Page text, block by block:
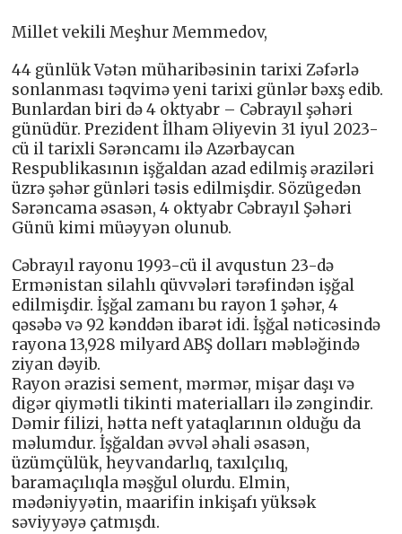
Millet vekili Meşhur Memmedov,
44 günlük Vətən müharibəsinin tarixi Zəfərlə
sonlanması təqvimə yeni tarixi günlər bəxş edib.
Bunlardan biri də 4 oktyabr – Cəbrayıl şəhəri
günüdür. Prezident İlham Əliyevin 31 iyul 2023-
cü il tarixli Sərəncamı ilə Azərbaycan
Respublikasının işğaldan azad edilmiş əraziləri
üzrə şəhər günləri təsis edilmişdir. Sözügedən
Sərəncama əsasən, 4 oktyabr Cəbrayıl Şəhəri
Günü kimi müəyyən olunub.
Cəbrayıl rayonu 1993-cü il avqustun 23-də
Ermənistan silahlı qüvvələri tərəfindən işğal
edilmişdir. İşğal zamanı bu rayon 1 şəhər, 4
qəsəbə və 92 kənddən ibarət idi. İşğal nəticəsində
rayona 13,928 milyard ABŞ dolları məbləğində
ziyan dəyib.
Rayon ərazisi sement, mərmər, mişar daşı və
digər qiymətli tikinti materialları ilə zəngindir.
Dəmir filizi, hətta neft yataqlarının olduğu da
məlumdur. İşğaldan əvvəl əhali əsasən,
üzümçülük, heyvandarlıq, taxılçılıq,
baramaçılıqla məşğul olurdu. Elmin,
mədəniyyətin, maarifin inkişafı yüksək
səviyyəyə çatmışdı.